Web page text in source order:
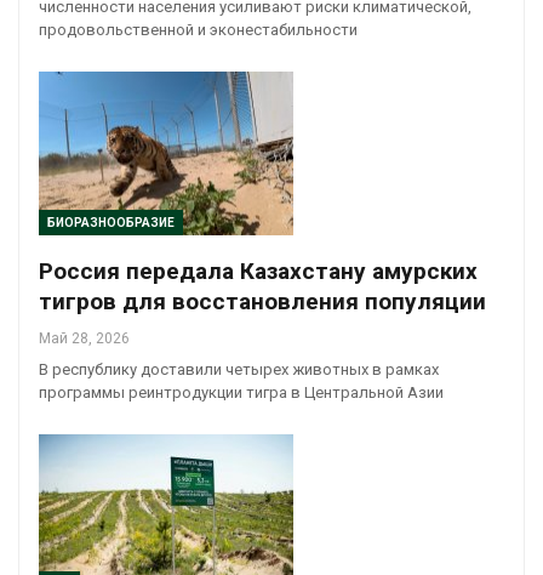
численности населения усиливают риски климатической,
продовольственной и эконестабильности
БИОРАЗНООБРАЗИЕ
Россия передала Казахстану амурских
тигров для восстановления популяции
Май 28, 2026
В республику доставили четырех животных в рамках
программы реинтродукции тигра в Центральной Азии